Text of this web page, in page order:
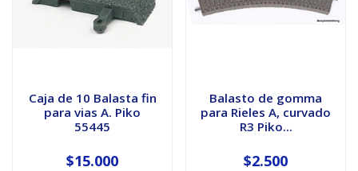
Caja de 10 Balasta fin
para vias A. Piko
55445
$15.000
Balasto de gomma
para Rieles A, curvado
R3 Piko...
$2.500